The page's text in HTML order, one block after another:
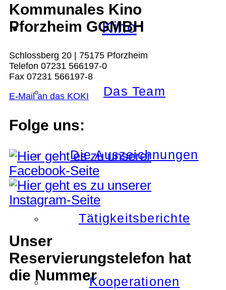
Kino
Das Team
Die Auszeichnungen
Tätigkeitsberichte
Kooperationen
Kommunales Kino
Pforzheim GGMBH
Schlossberg 20 | 75175 Pforzheim
Telefon 07231 566197-0
Fax 07231 566197-8
E-Mail an das KOKI
Folge uns:
Unser
Reservierungstelefon hat
die Nummer